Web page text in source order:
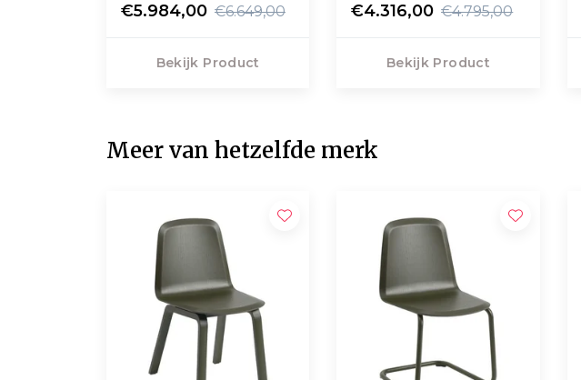
€5.984,00 €6.649,00
Bekijk Product
€4.316,00 €4.795,00
Bekijk Product
Meer van hetzelfde merk